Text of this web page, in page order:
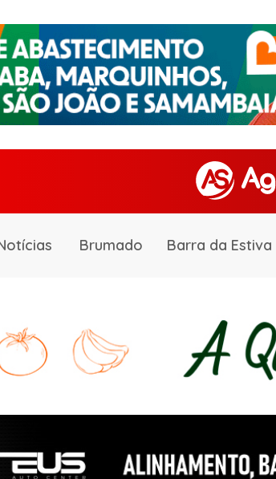
Brumado Barra da Estiva